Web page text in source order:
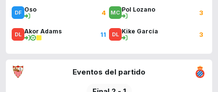
Oso 4
Akor Adams 11
Pol Lozano 3
Kike García 3
Eventos del partido